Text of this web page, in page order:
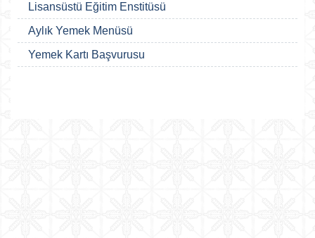
Lisansüstü Eğitim Enstitüsü
Aylık Yemek Menüsü
Yemek Kartı Başvurusu